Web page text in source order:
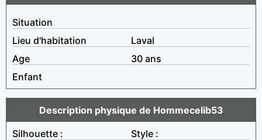
Situation
Lieu d'habitation
Laval
Age
30 ans
Enfant
Description physique de Hommecelib53
Silhouette :
Style :